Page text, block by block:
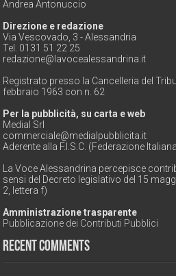
Andrea Antonuccio
Direzione e redazione
Via Vescovado, 3 - Alessandria
Tel. 0131 51 22 25
redazione@lavocealessandrina.it
Registrato presso la Cancelleria del
febbraio 1963 con n. 62
Per la pubblicità, su carta e web
Medial Srl
commerciale@medialpubblicita.it
Aderente alla F.I.S.C. (Federazione
La Voce Alessandrina percepisce
sensi del Decreto legislativo del 15
2, lettera f)
Amministrazione trasparente
Pubblicazione dei Contributi Pubblici
Recent Comments